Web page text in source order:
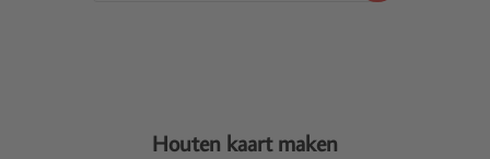
Houten kaart maken